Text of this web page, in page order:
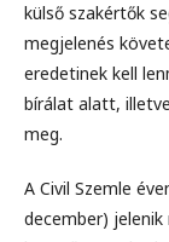
külső szakértők
megjelenés
eredetinek kell
bírálat alatt,
meg.
A Civil Szemle
december)